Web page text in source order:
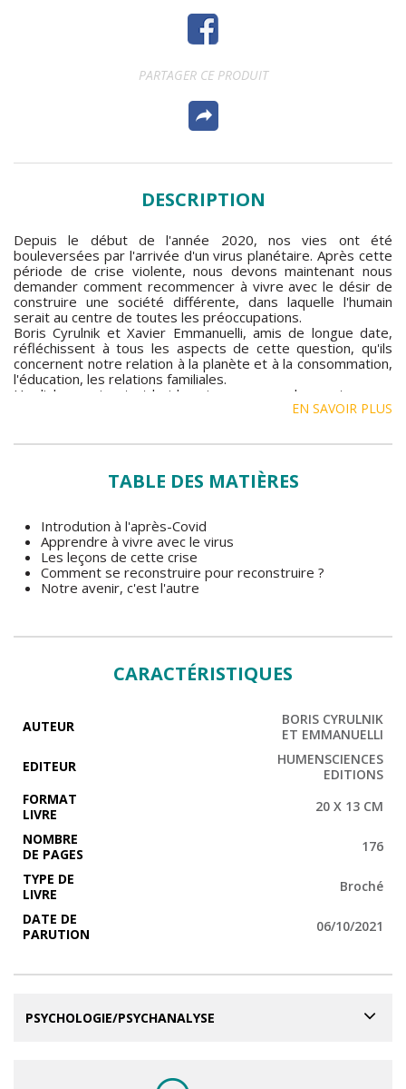
PARTAGER CE PRODUIT
DESCRIPTION
Depuis le début de l'année 2020, nos vies ont été
bouleversées par l'arrivée d'un virus planétaire. Après cette
période de crise violente, nous devons maintenant nous
demander comment recommencer à vivre avec le désir de
construire une société différente, dans laquelle l'humain
serait au centre de toutes les préoccupations.
Boris Cyrulnik et Xavier Emmanuelli, amis de longue date,
réfléchissent à tous les aspects de cette question, qu'ils
concernent notre relation à la planète et à la consommation,
l'éducation, les relations familiales.
Un dialogue vivant et lucide qui nous ouvre des portes vers
EN SAVOIR PLUS
TABLE DES MATIÈRES
Introdution à l'après-Covid
Apprendre à vivre avec le virus
Les leçons de cette crise
Comment se reconstruire pour reconstruire ?
Notre avenir, c'est l'autre
CARACTÉRISTIQUES
AUTEUR
BORIS CYRULNIK
ET EMMANUELLI
EDITEUR
HUMENSCIENCES
EDITIONS
FORMAT
LIVRE
20 X 13 CM
NOMBRE
DE PAGES
176
TYPE DE
LIVRE
Broché
DATE DE
PARUTION
06/10/2021
PSYCHOLOGIE/PSYCHANALYSE